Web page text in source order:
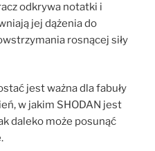
odkrywa notatki i
jej dążenia do
rosnącej siły
jest ważna dla fabuły
w jakim SHODAN jest
daleko może posunąć